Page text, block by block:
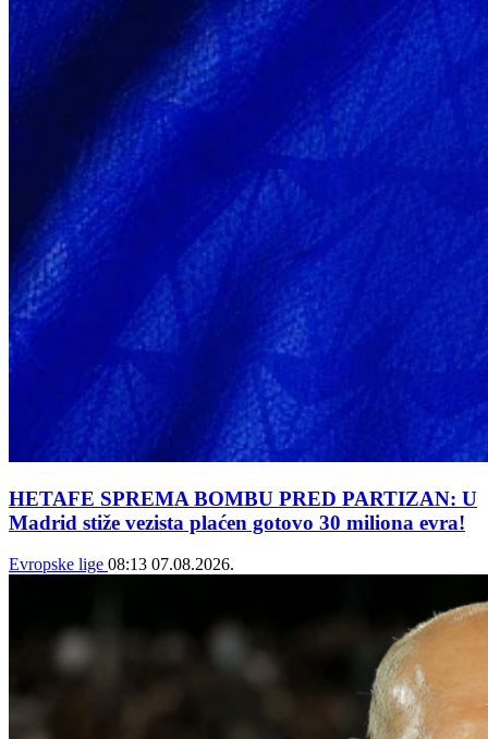
HETAFE SPREMA BOMBU PRED PARTIZAN: U
Madrid stiže vezista plaćen gotovo 30 miliona evra!
Evropske lige 08:13 07.08.2026.